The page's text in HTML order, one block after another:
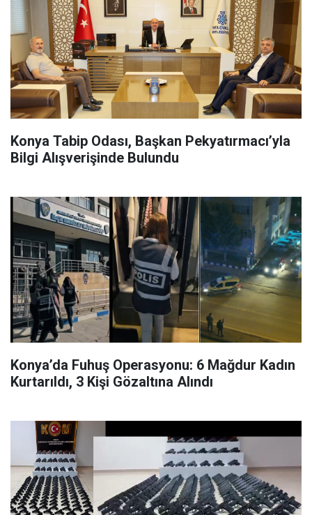
Konya Tabip Odası, Başkan Pekyatırmacı’yla
Bilgi Alışverişinde Bulundu
Konya’da Fuhuş Operasyonu: 6 Mağdur Kadın
Kurtarıldı, 3 Kişi Gözaltına Alındı